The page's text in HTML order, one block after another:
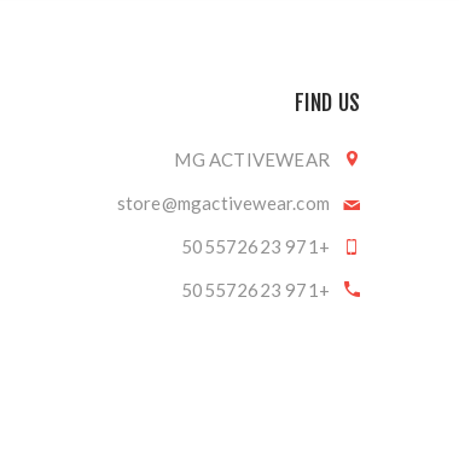
FIND US
MG ACTIVEWEAR
store@mgactivewear.com
+971 505572623
+971 505572623